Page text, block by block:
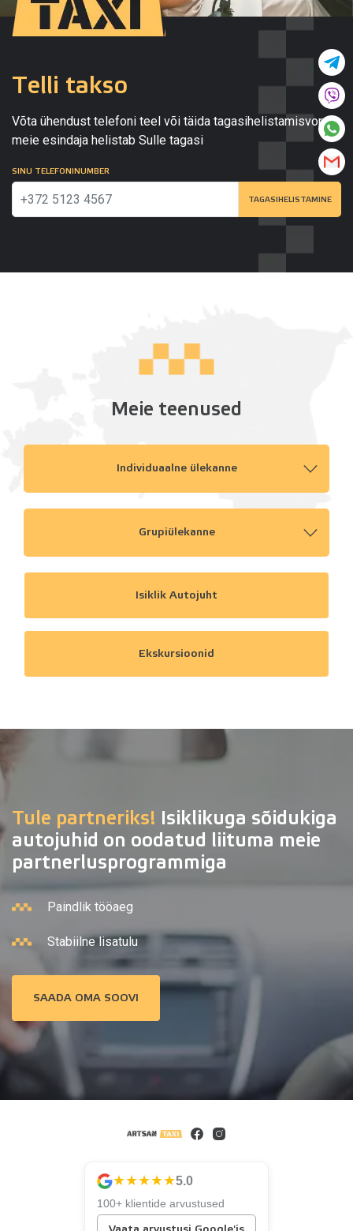
Telli takso
Võta ühendust telefoni teel või täida tagasihelistamisvormi,
meie esindaja helistab Sulle tagasi
SINU TELEFONINUMBER
TAGASIHELISTAMINE
Meie teenused
Individuaalne ülekanne
Grupiülekanne
Isiklik Autojuht
Ekskursioonid
Tule partneriks! Isiklikuga sõidukiga
autojuhid on oodatud liituma meie
partnerlusprogrammiga
Paindlik tööaeg
Stabiilne lisatulu
SAADA OMA SOOVI
★★★★★5.0
100+ klientide arvustused